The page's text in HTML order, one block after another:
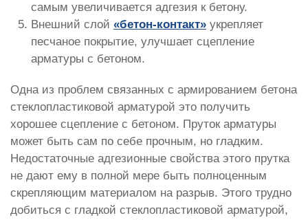
самым увеличивается адгезия к бетону.
Внешний слой «бетон-контакт» укрепляет
песчаное покрытие, улучшает сцепление
арматуры с бетоном.
Одна из проблем связанных с армированием бетона
стеклопластиковой арматурой это получить
хорошее сцепление с бетоном. Пруток арматуры
может быть сам по себе прочным, но гладким.
Недостаточные адгезионные свойства этого прутка
не дают ему в полной мере быть полноценным
скрепляющим материалом на разрыв. Этого трудно
добиться с гладкой стеклопластиковой арматурой,